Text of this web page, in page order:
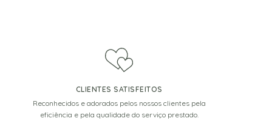
CLIENTES SATISFEITOS
Reconhecidos e adorados pelos nossos clientes pela
eficiência e pela qualidade do serviço prestado.